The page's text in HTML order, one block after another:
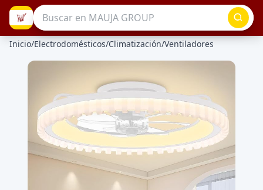
Inicio/Electrodomésticos/Climatización/Ventiladores